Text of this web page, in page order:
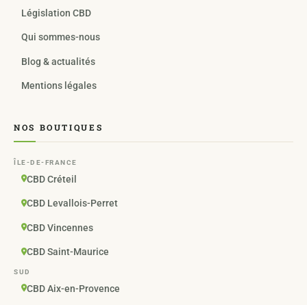
Législation CBD
Qui sommes-nous
Blog & actualités
Mentions légales
NOS BOUTIQUES
ÎLE-DE-FRANCE
CBD Créteil
CBD Levallois-Perret
CBD Vincennes
CBD Saint-Maurice
SUD
CBD Aix-en-Provence